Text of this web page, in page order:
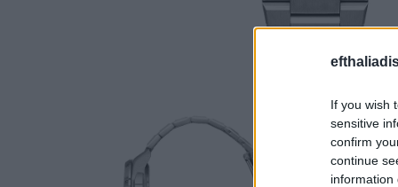
If you wish
sensitive
confirm
continue
information